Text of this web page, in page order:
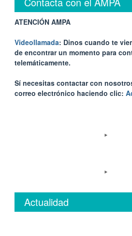
ATENCIÓN AMPA
Videollamada: Dinos cuando te
de encontrar un momento para
telemáticamente.
Sí necesitas contactar con
correo electrónico haciendo clic:
Actualidad